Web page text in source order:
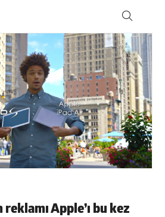
reklamı Apple’ı bu kez